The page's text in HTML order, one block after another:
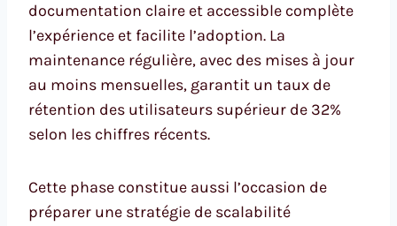
documentation claire et accessible complète
l’expérience et facilite l’adoption. La
maintenance régulière, avec des mises à jour
au moins mensuelles, garantit un taux de
rétention des utilisateurs supérieur de 32%
selon les chiffres récents.
Cette phase constitue aussi l’occasion de
préparer une stratégie de scalabilité